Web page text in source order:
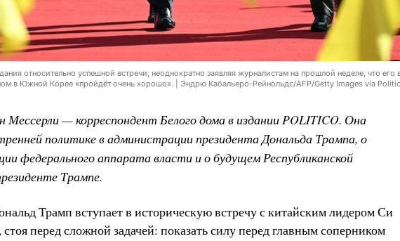
относительно успешной встречи, неоднократно заявляя журналистам на прошлой неделе, что его
в Южной Корее «пройдёт очень хорошо». | Эндрю Кабальеро-Рейнольдс/AFP/Getty Images via
— корреспондент Белого дома в издании POLITICO. Она
политике в администрации президента Дональда Трампа, о
федерального аппарата власти и о будущем Республиканской
Трампе.
Трамп вступает в историческую встречу с китайским лидером Си
перед сложной задачей: показать силу перед главным соперником